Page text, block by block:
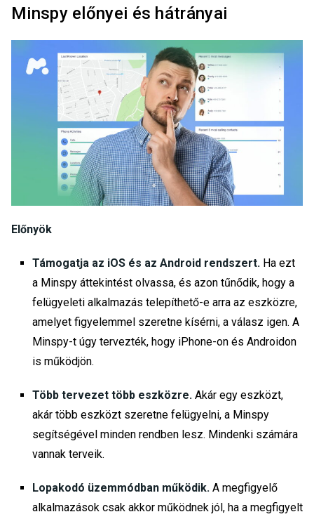
Minspy előnyei és hátrányai
Előnyök
Támogatja az iOS és az Android rendszert. Ha ezt
a Minspy áttekintést olvassa, és azon tűnődik, hogy a
felügyeleti alkalmazás telepíthető-e arra az eszközre,
amelyet figyelemmel szeretne kísérni, a válasz igen. A
Minspy-t úgy tervezték, hogy iPhone-on és Androidon
is működjön.
Több tervezet több eszközre. Akár egy eszközt,
akár több eszközt szeretne felügyelni, a Minspy
segítségével minden rendben lesz. Mindenki számára
vannak terveik.
Lopakodó üzemmódban működik. A megfigyelő
alkalmazások csak akkor működnek jól, ha a megfigyelt